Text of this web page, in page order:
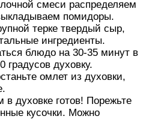
смеси распределяем
помидоры.
терке твердый сыр,
ингредиенты.
блюдо на 30-35 минут в
градусов духовку.
омлет из духовки,
в духовке готов! Порежьте
кусочки. Можно